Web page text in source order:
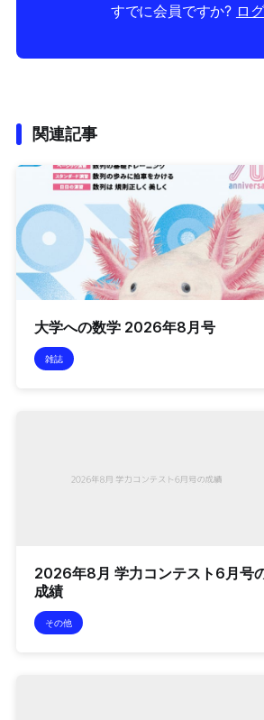
すでに会員ですか? ロ
関連記事
大学への数学 2026年8月号
雑誌
2026年8月 学力コンテスト6月号
成績
その他